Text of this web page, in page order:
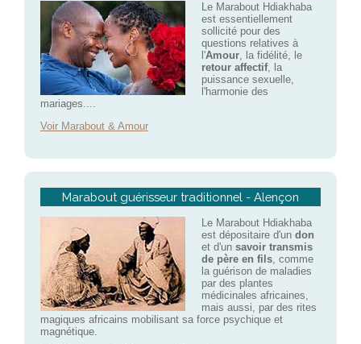
Le Marabout Hdiakhaba
est essentiellement
sollicité pour des
questions relatives à
l'Amour, la fidélité, le
retour affectif, la
puissance sexuelle,
l'harmonie des
mariages....
Voir Marabout & Amour
Marabout guérisseur traditionnel - Alençon
Le Marabout Hdiakhaba
est dépositaire d'un don
et d'un savoir transmis
de père en fils, comme
la guérison de maladies
par des plantes
médicinales africaines,
mais aussi, par des rites
magiques africains mobilisant sa force psychique et
magnétique.